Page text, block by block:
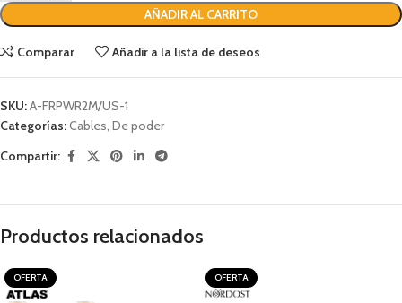
AÑADIR AL CARRITO
Comparar Añadir a la lista de deseos
SKU:A-FRPWR2M/US-1
Categorías:Cables De poder
Compartir:
Productos relacionados
OFERTA OFERTA